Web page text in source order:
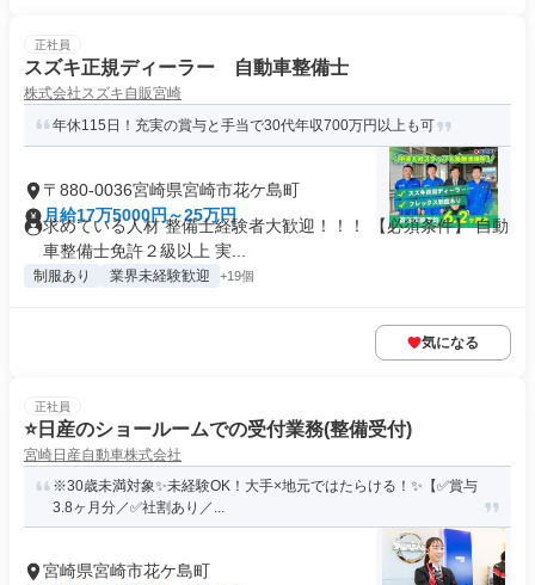
正社員
スズキ正規ディーラー 自動車整備士
株式会社スズキ自販宮崎
年休115日！充実の賞与と手当で30代年収700万円以上も可
〒880-0036宮崎県宮崎市花ケ島町
月給17万5000円～25万円
求めている人材 整備士経験者大歓迎！！！ 【必須条件】 自動
車整備士免許２級以上 実...
制服あり 業界未経験歓迎 +19個
気になる
正社員
⭐️日産のショールームでの受付業務(整備受付)
宮崎日産自動車株式会社
※30歳未満対象✨未経験OK！大手×地元ではたらける！✨【✅賞与
3.8ヶ月分／✅社割あり／...
宮崎県宮崎市花ケ島町